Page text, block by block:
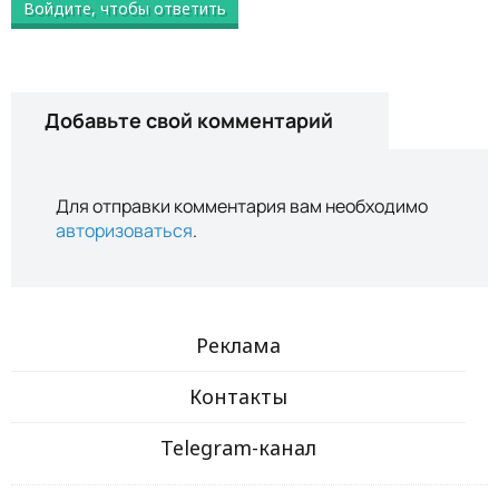
Войдите, чтобы ответить
Добавьте свой комментарий
Для отправки комментария вам необходимо
авторизоваться.
Реклама
Контакты
Telegram-канал